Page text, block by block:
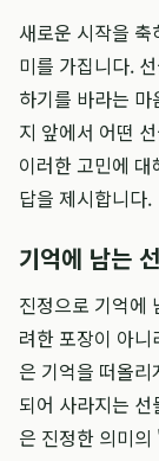
새로운 시작을 축
미를 가집니다.
하기를 바라는
지 앞에서 어떤
이러한 고민에
답을 제시합니다.
기억에 남는
진정으로 기억에
려한 포장이 아
은 기억을 떠올
되어 사라지는
은 진정한 의미